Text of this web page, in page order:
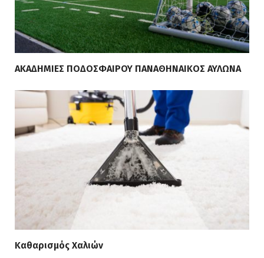
ΑΚΑΔΗΜΙΕΣ ΠΟΔΟΣΦΑΙΡΟΥ ΠΑΝΑΘΗΝΑΙΚΟΣ ΑΥΛΩΝΑ
Καθαρισμός Χαλιών